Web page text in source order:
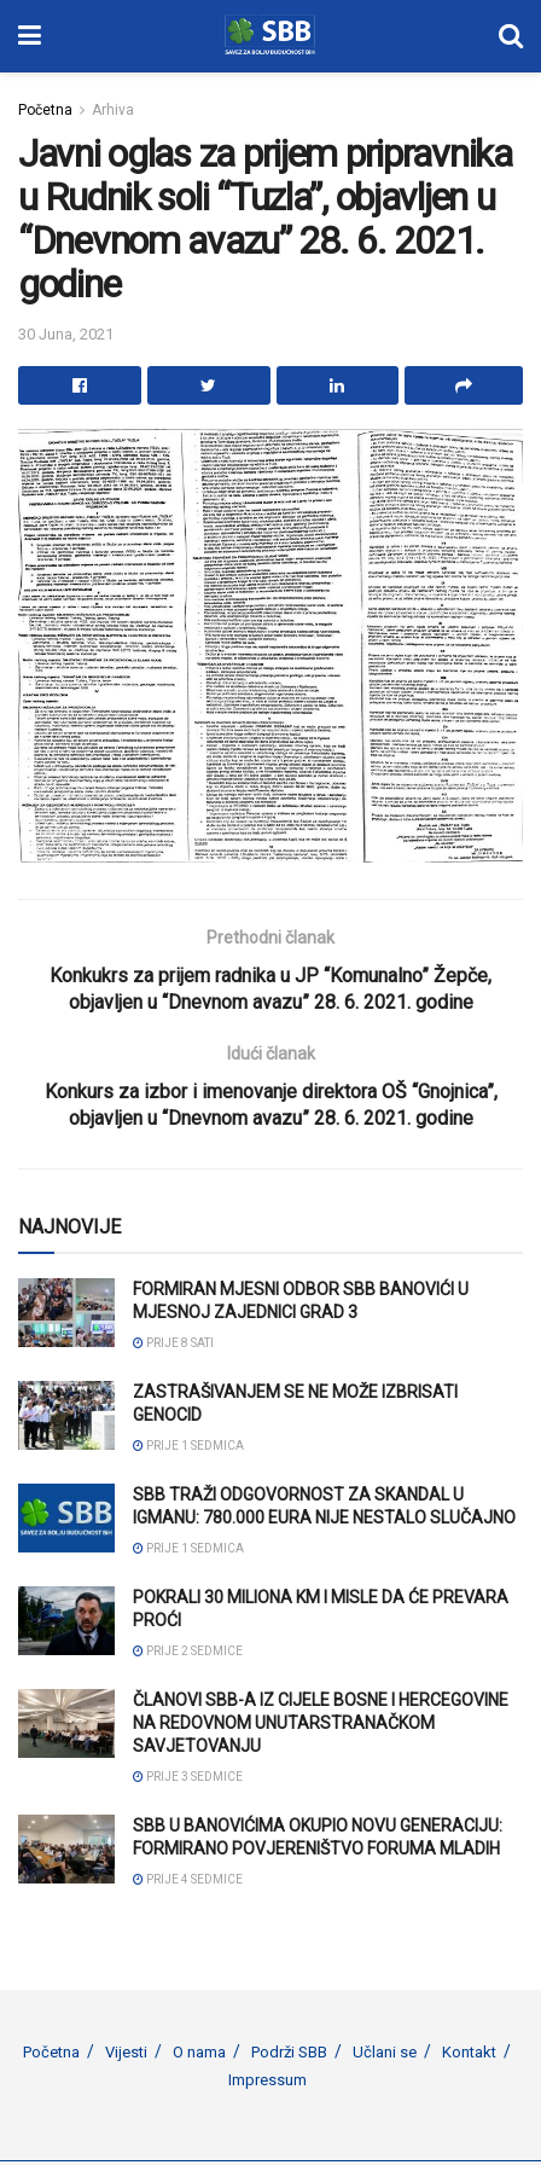
Početna Arhiva
Javni oglas za prijem pripravnika
u Rudnik soli “Tuzla”, objavljen u
“Dnevnom avazu” 28. 6. 2021.
godine
30 Juna, 2021
Prethodni članak
Konkukrs za prijem radnika u JP “Komunalno” Žepče,
objavljen u “Dnevnom avazu” 28. 6. 2021. godine
Idući članak
Konkurs za izbor i imenovanje direktora OŠ “Gnojnica”,
objavljen u “Dnevnom avazu” 28. 6. 2021. godine
NAJNOVIJE
FORMIRAN MJESNI ODBOR SBB BANOVIĆI U
MJESNOJ ZAJEDNICI GRAD 3
PRIJE 8 SATI
ZASTRAŠIVANJEM SE NE MOŽE IZBRISATI
GENOCID
PRIJE 1 SEDMICA
SBB TRAŽI ODGOVORNOST ZA SKANDAL U
IGMANU: 780.000 EURA NIJE NESTALO SLUČAJNO
PRIJE 1 SEDMICA
POKRALI 30 MILIONA KM I MISLE DA ĆE PREVARA
PROĆI
PRIJE 2 SEDMICE
ČLANOVI SBB-A IZ CIJELE BOSNE I HERCEGOVINE
NA REDOVNOM UNUTARSTRANAČKOM
SAVJETOVANJU
PRIJE 3 SEDMICE
SBB U BANOVIĆIMA OKUPIO NOVU GENERACIJU:
FORMIRANO POVJERENIŠTVO FORUMA MLADIH
PRIJE 4 SEDMICE
Početna Vijesti O nama Podrži SBB Učlani se
Kontakt
Impressum